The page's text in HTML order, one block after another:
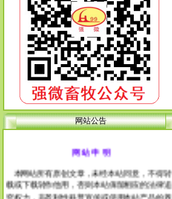
网站公告
网 站 申 明
本网站所有原创文章，未经本站同意，不得转
载或下载转作他用，否则本站保留相应的法律追
究权力，非盈利性科普宣传或使用本站产品的养